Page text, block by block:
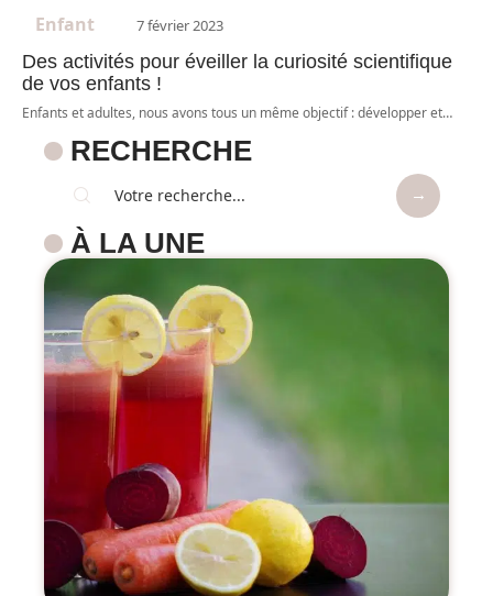
Enfant 7 février 2023
Des activités pour éveiller la curiosité scientifique
de vos enfants !
Enfants et adultes, nous avons tous un même objectif : développer et…
RECHERCHE
À LA UNE